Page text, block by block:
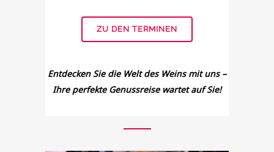
ZU DEN TERMINEN
Entdecken Sie die Welt des Weins mit uns –
Ihre perfekte Genussreise wartet auf Sie!